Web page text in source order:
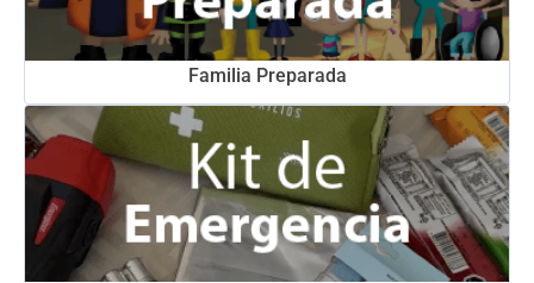
Familia Preparada